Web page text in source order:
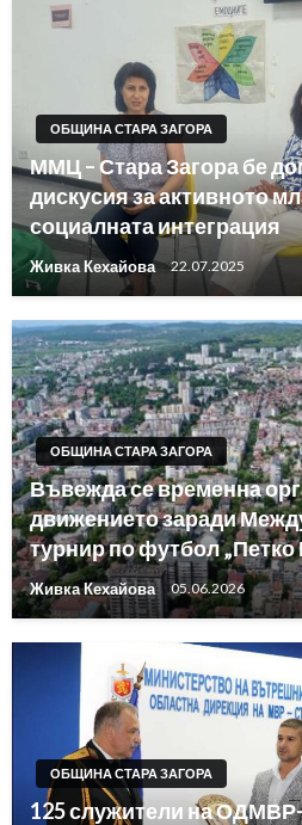
ОБЩИНА СТАРА ЗАГОРА
ММЦ – Стара Загора бе
дискусия за активното
социалната интеграция
Живка Кехайова 22.07.2025
ОБЩИНА СТАРА ЗАГОРА
Въвежда се временна
движението заради
турнир по футбол „Петко
Живка Кехайова 05.06.2026
ОБЩИНА СТАРА ЗАГОРА
125 служители на